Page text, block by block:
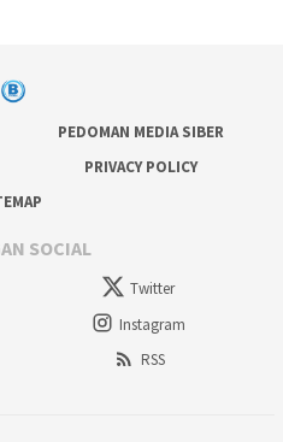
PEDOMAN MEDIA SIBER
PRIVACY POLICY
SOCIAL
Twitter
Instagram
RSS